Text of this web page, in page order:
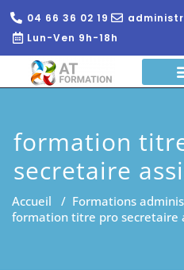
04 66 36 02 19
Lun-Ven 9h-18h
formation
secretaire
Accueil / Formations
formation titre pro secretaire